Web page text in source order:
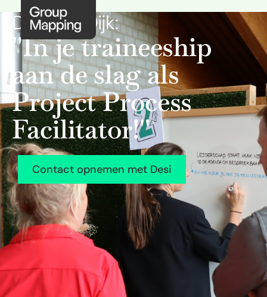
Desi van Dijk:
''In je traineeship
aan de slag als
Project Process
Facilitator!''
Contact opnemen met Desi